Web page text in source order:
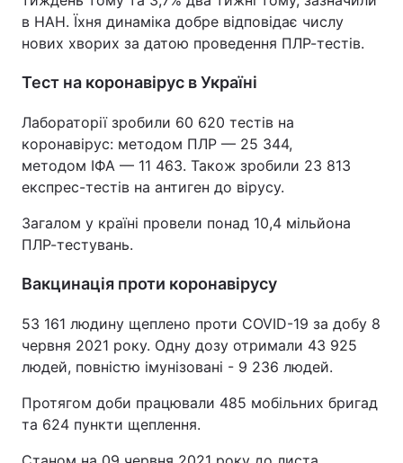
в НАН. Їхня динаміка добре відповідає числу
нових хворих за датою проведення ПЛР-тестів.
Тест на коронавірус в Україні
Лабораторії зробили 60 620 тестів на
коронавірус: методом ПЛР — 25 344,
методом ІФА — 11 463. Також зробили 23 813
експрес-тестів на антиген до вірусу.
Загалом у країні провели понад 10,4 мільйона
ПЛР-тестувань.
Вакцинація проти коронавірусу
53 161 людину щеплено проти COVID-19 за добу 8
червня 2021 року. Одну дозу отримали 43 925
людей, повністю імунізовані - 9 236 людей.
Протягом доби працювали 485 мобільних бригад
та 624 пункти щеплення.